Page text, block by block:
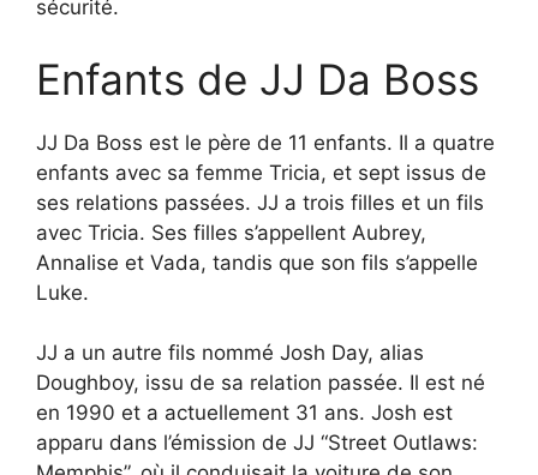
sécurité.
Enfants de JJ Da Boss
JJ Da Boss est le père de 11 enfants. Il a quatre
enfants avec sa femme Tricia, et sept issus de
ses relations passées. JJ a trois filles et un fils
avec Tricia. Ses filles s’appellent Aubrey,
Annalise et Vada, tandis que son fils s’appelle
Luke.
JJ a un autre fils nommé Josh Day, alias
Doughboy, issu de sa relation passée. Il est né
en 1990 et a actuellement 31 ans. Josh est
apparu dans l’émission de JJ “Street Outlaws: